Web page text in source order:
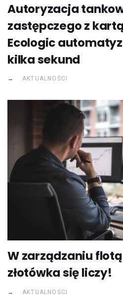
Autoryzacja
zastępczego z
Ecologic
kilka sekund
AKTUALNOŚCI
W zarządzaniu
złotówka się liczy!
AKTUALNOŚCI